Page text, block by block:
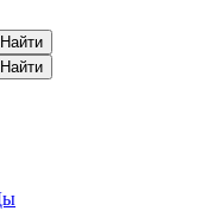
Найти
Найти